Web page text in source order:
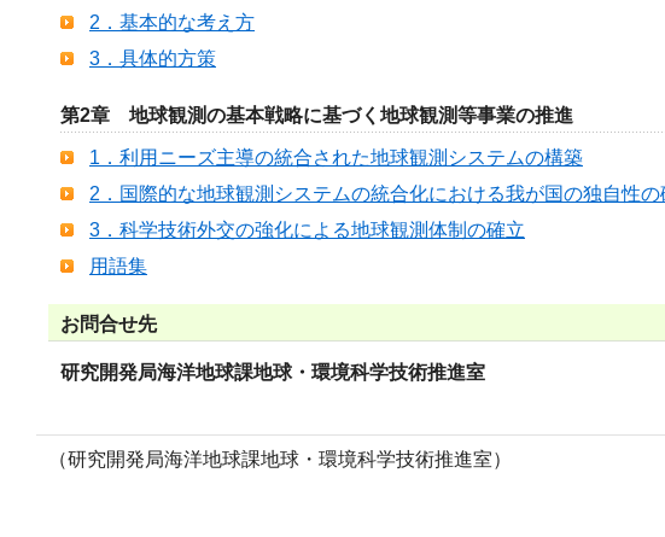
2．基本的な考え方
3．具体的方策
第2章 地球観測の基本戦略に基づく地球観測等事業の推進
1．利用ニーズ主導の統合された地球観測システムの構築
2．国際的な地球観測システムの統合化における我が国の独自性
3．科学技術外交の強化による地球観測体制の確立
用語集
お問合せ先
研究開発局海洋地球課地球・環境科学技術推進室
（研究開発局海洋地球課地球・環境科学技術推進室）